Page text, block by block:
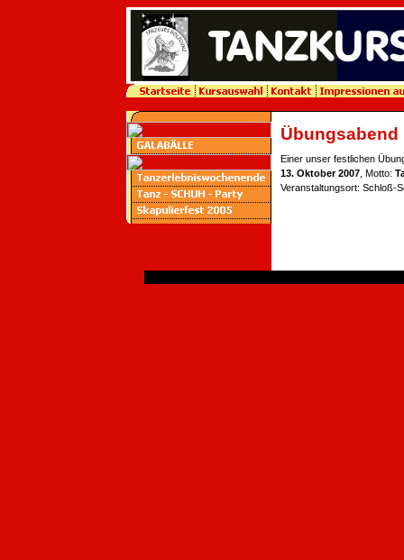
Übungsabend
Einer unser festlichen
13. Oktober 2007 , Motto:
Veranstaltungsort: Schloß-